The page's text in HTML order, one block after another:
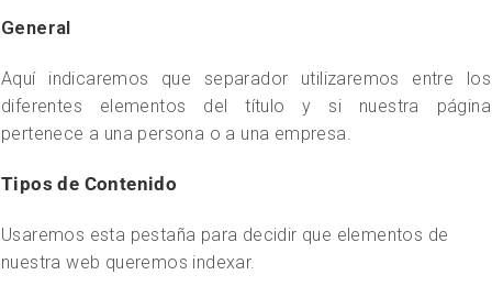
General
Aquí indicaremos que separador utilizaremos entre los
diferentes elementos del título y si nuestra página
pertenece a una persona o a una empresa.
Tipos de Contenido
Usaremos esta pestaña para decidir que elementos de
nuestra web queremos indexar.